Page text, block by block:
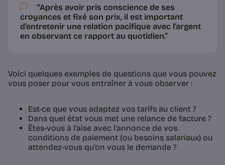
“Après avoir pris conscience de ses
croyances et fixé son prix, il est important
d’entretenir une relation pacifique avec l’argent
en observant ce rapport au quotidien.”
Voici quelques exemples de questions que vous pouvez
vous poser pour vous entraîner à vous observer :
Est-ce que vous adaptez vos tarifs au client ?
Dans quel état vous met une relance de facture ?
Êtes-vous à l’aise avec l’annonce de vos
conditions de paiement (ou besoins salariaux) ou
attendez-vous qu’on vous le demande ?